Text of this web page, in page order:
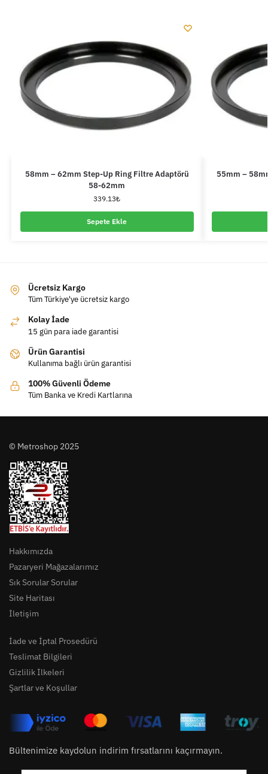
58mm – 62mm Step-Up Ring Filtre Adaptörü
58-62mm
339.13₺
Sepete Ekle
55mm –
Ücretsiz Kargo
Tüm Türkiye'ye ücretsiz kargo
Kolay İade
15 gün para iade garantisi
Ürün Garantisi
Kullanıma bağlı ürün garantisi
100% Güvenli Ödeme
Tüm Banka ve Kredi Kartlarına
© Metroshop 2025
Hakkımızda
Pazaryeri Mağazalarımız
Sık Sorular Sorular
Site Haritası
İletişim
İade ve İptal Prosedürü
Teslimat Bilgileri
Gizlilik İlkeleri
Şartlar ve Koşullar
Bültenimize kaydolun indirim fırsatlarını kaçırmayın.